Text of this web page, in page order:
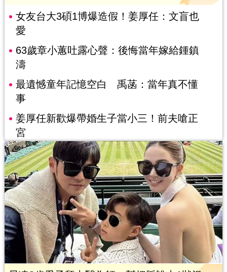
女友台大3碩1博爆造假！姜厚任：文盲也
愛
63歲章小蕙吐露心聲：後悔當年嫁給鍾鎮
濤
最遺憾童年記憶空白 禹菡：當年真不懂
事
姜厚任新歡爆帶婚生子當小三！前夫嗆正
宮